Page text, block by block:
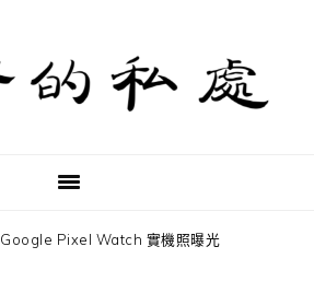
Google Pixel Watch 實機照曝光